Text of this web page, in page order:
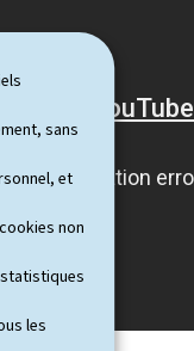
sans
et
non
les